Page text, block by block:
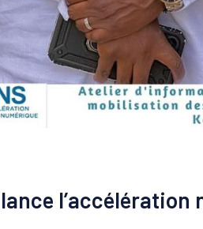
lance